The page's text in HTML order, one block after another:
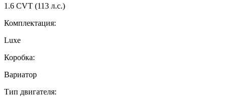
1.6 CVT (113 л.с.)
Комплектация:
Luxe
Коробка:
Вариатор
Тип двигателя: